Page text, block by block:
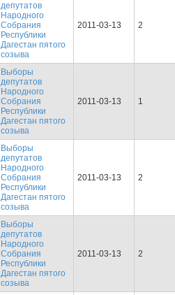
депутатов
Народного
Собрания
Республики
Дагестан пятого
созыва
2011-03-13 2
Выборы
депутатов
Народного
Собрания
Республики
Дагестан пятого
созыва
2011-03-13 1
Выборы
депутатов
Народного
Собрания
Республики
Дагестан пятого
созыва
2011-03-13 2
Выборы
депутатов
Народного
Собрания
Республики
Дагестан пятого
созыва
2011-03-13 2